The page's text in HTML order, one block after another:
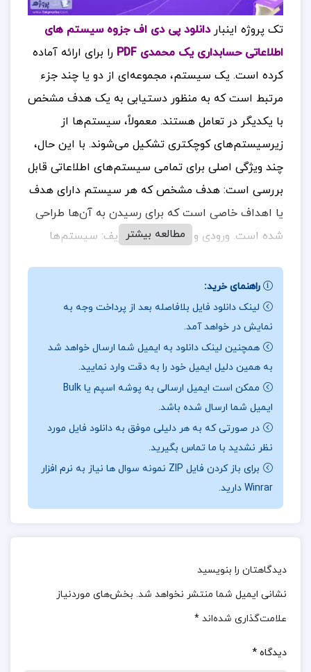
تک پروژه اینبار دانلود پی دی اف جزوه سیستم های
اطلاعاتی حسابداری یک محمدی PDF
را برای ارائه آماده
کرده است. یک سیستم، مجموعه‌ای از دو یا چند جزء
مرتبط است که به منظور دستیابی به یک هدف مشخص
با یکدیگر در تعامل هستند. معمولاً، سیستم‌ها از
زیرسیستم‌های کوچکتری تشکیل می‌شوند. با این حال،
چند ویژگی اصلی برای تمامی سیستم‌های اطلاعاتی قابل
بررسی است: هدف مشخص که هر سیستم دارای هدف
یا اهداف خاصی است که برای رسیدن به آن‌ها طراحی
شده است. ورودی و خروجی قابل تعریف: سیستم‌ها
آن‌ها را تعریف و تفکیک کرد.
برای دستیابی به اهداف خود، مراحل مشخص و
برنامه‌ریزی‌شده‌ای دارد. ا
اجازه می‌دهد تا به صورت کارآمد و منسجم به اهداف
خود دست یابد و نتایج مورد نظر را تولید کند.
و تنظیم دقیق این سیستم‌ها، می‌توان اطمینان حاصل
کرد که تمام فرآیندهای لازم به صورت هماهنگ و بهینه
انجام می‌شوند، و خروجی‌های مطلوبی حاصل می‌شود.
برای خرید و دانلود کتاب های بیشتر همراهتک پروژه
باشید.
نقد جزوه سیستم های اطلاعاتی حسابداری یک محمدی
یکی از منابع مهم برای دانشجویان رشته حسابداری
است که به مفاهیم اساسی و تکنیک‌های مرتبط با
سیستم‌های اطلاعاتی در حسابداری می‌پردازد. این جزوه
به شکلی ساده و کاربردی مفاهیم پیچیده مربوط به
مطالعه بیشتر
راهنمای خرید:
لینک دانلود فایل بلافاصله بعد از پرداخت وجه به
نمایش در خواهد آمد.
همچنین لینک دانلود به ایمیل شما ارسال خواهد شد
به همین دلیل ایمیل خود را به دقت وارد نمایید.
ممکن است ایمیل ارسالی به پوشه اسپم یا Bulk
ایمیل شما ارسال شده باشد.
در صورتی که به هر دلیلی موفق به دانلود فایل مورد
نظر نشدید با ما تماس بگیرید.
برای باز کردن فایل ZIP نمونه سوال ها نیاز به نرم افزار
Winrar دارید.
دیدگاهتان را بنویسید
نشانی ایمیل شما منتشر نخواهد شد. بخش‌های موردنیاز
علامت‌گذاری شده‌اند *
دیدگاه *